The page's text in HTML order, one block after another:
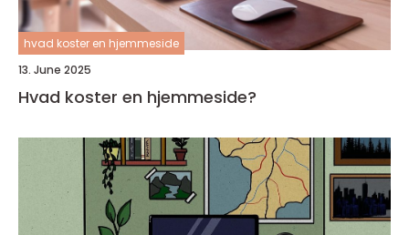
hvad koster en hjemmeside
13. June 2025
Hvad koster en hjemmeside?